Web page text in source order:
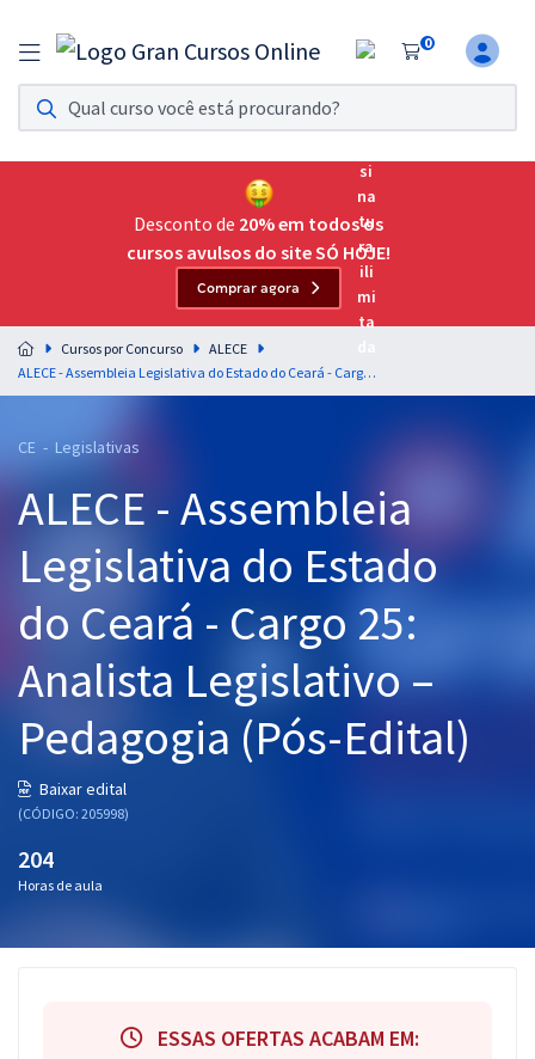
0
Assinatura Ilimitada 11
Acesso a todos os cursos. Teste grátis por 7 dias!
Assinatura OAB Até Passar
Acesso ilimitado a toda preparação para o Exame da
Residências Multiprofissionais
Preparação completa e intensiva para as principais
residências em saúde do Brasil
Cursos 20% OFF
Pós
Graduação
OAB
Mentorias
Questões grátis
Blog
Desconto de 20% em todos os
cursos avulsos do site SÓ HOJE!
Comprar agora
Cursos por Concurso
ALECE
ALECE - Assembleia Legislativa do Estado do Ceará - Cargo 25: Analista Legislativo – Pedagogia (Pós-Edital)
CE - Legislativas
ALECE - Assembleia
Legislativa do Estado
do Ceará - Cargo 25:
Analista Legislativo –
Pedagogia (Pós-Edital)
Baixar edital
(CÓDIGO: 205998)
204
Horas de aula
ESSAS OFERTAS ACABAM EM: